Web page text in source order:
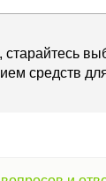
средств